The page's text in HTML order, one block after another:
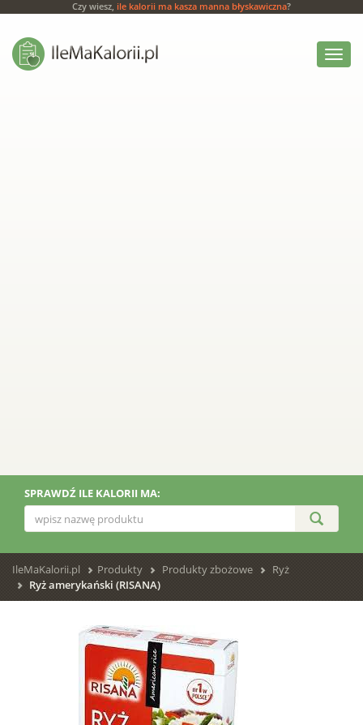
Czy wiesz, ile kalorii ma kasza manna błyskawiczna?
Włącz
menu
SPRAWDŹ ILE KALORII MA:
IleMaKalorii.pl Produkty Produkty zbożowe
Ryż
Ryż amerykański (RISANA)